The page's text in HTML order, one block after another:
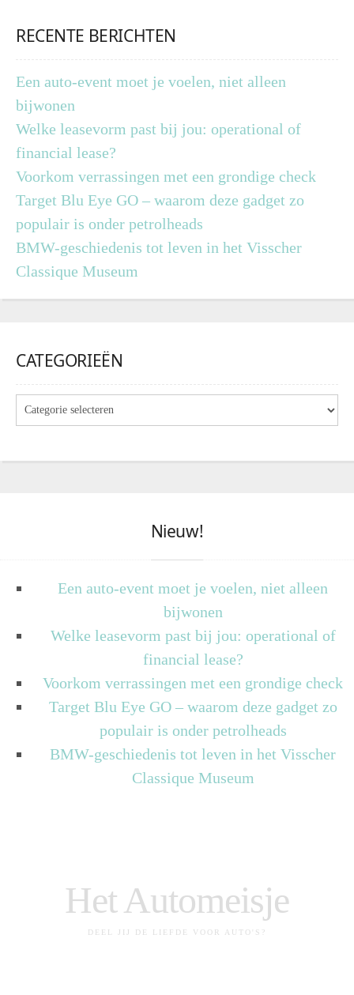
RECENTE BERICHTEN
Een auto-event moet je voelen, niet alleen
bijwonen
Welke leasevorm past bij jou: operational of
financial lease?
Voorkom verrassingen met een grondige check
Target Blu Eye GO – waarom deze gadget zo
populair is onder petrolheads
BMW-geschiedenis tot leven in het Visscher
Classique Museum
CATEGORIEËN
Nieuw!
Een auto-event moet je voelen, niet alleen
bijwonen
Welke leasevorm past bij jou: operational of
financial lease?
Voorkom verrassingen met een grondige check
Target Blu Eye GO – waarom deze gadget zo
populair is onder petrolheads
BMW-geschiedenis tot leven in het Visscher
Classique Museum
Het Automeisje
DEEL JIJ DE LIEFDE VOOR AUTO'S?